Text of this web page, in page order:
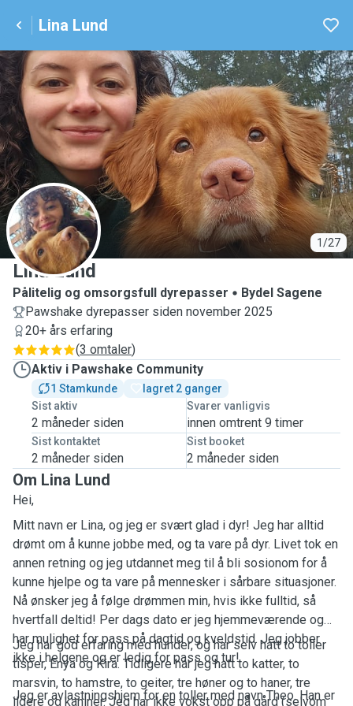
Lina Lund
1/27
L
Lina Lund
Pålitelig og omsorgsfull dyrepasser
Bydel Sagene
Pawshake dyrepasser siden november 2025
20+ års erfaring
(3 omtaler)
Aktiv i Pawshake Community
1 Stamkunde
lagret 2 ganger
Sist aktiv
2 måneder siden
Svarer vanligvis
innen omtrent 9 timer
Sist kontaktet
2 måneder siden
Sist booket
2 måneder siden
Om Lina Lund
Hei,
Mitt navn er Lina, og jeg er svært glad i dyr! Jeg har alltid
drømt om å kunne jobbe med, og ta vare på dyr. Livet tok en
annen retning og jeg utdannet meg til å bli sosionom for å
kunne hjelpe og ta vare på mennesker i sårbare situasjoner.
Nå ønsker jeg å følge drømmen min, hvis ikke fulltid, så
hvertfall deltid! Per dags dato er jeg hjemmeværende og
har mulighet for pass på dagtid og kveldstid. Jeg jobber
ikke i helgene og er ledig for pass og tur!
Jeg er avlastningshjem for en toller med navn Theo. Han er
Jeg har god erfaring med hunder, og har selv hatt to toller
tisper, Enya og Kira. Tidligere har jeg hatt to katter, to
marsvin, to hamstre, to geiter, tre høner og to haner, tre
ildere og kaniner. Jeg har ikke vokst opp på gård (selvom